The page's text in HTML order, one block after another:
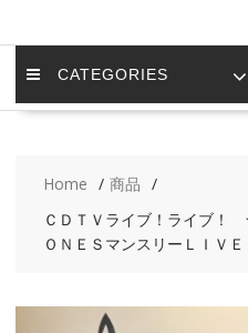
CATEGORIES
Home
商品
ＣＤＴＶライブ！ライブ！
ＯＮＥＳマンスリーＬＩＶＥ